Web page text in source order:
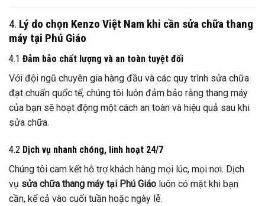
4. Lý do chọn Kenzo Việt Nam khi cần sửa chữa thang
máy tại Phú Giáo
4.1 Đảm bảo chất lượng và an toàn tuyệt đối
Với đội ngũ chuyên gia hàng đầu và các quy trình sửa chữa
đạt chuẩn quốc tế, chúng tôi luôn đảm bảo rằng thang máy
của bạn sẽ hoạt động một cách an toàn và hiệu quả sau khi
sửa chữa.
4.2 Dịch vụ nhanh chóng, linh hoạt 24/7
Chúng tôi cam kết hỗ trợ khách hàng mọi lúc, mọi nơi. Dịch
vụ sửa chữa thang máy tại Phú Giáo luôn có mặt khi bạn
cần, kể cả vào cuối tuần hoặc ngày lễ.